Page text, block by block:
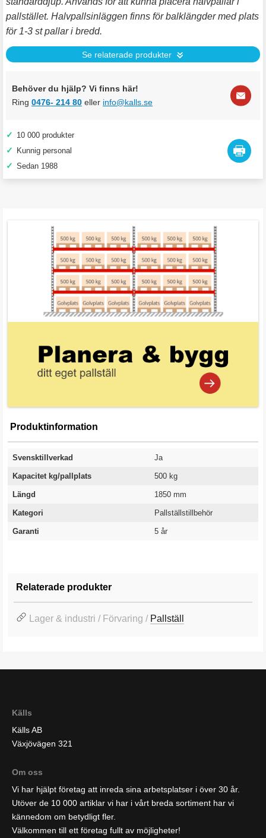
pallstället. Halvpallsinläggen finns för balklängder med plats
för 1-3 st pallar i bredd.
Se relaterade produkter
Behöver du hjälp? Vi finns här!
Ring 0476- 214 80 eller info@kalls.se
✓ 10 000 produkter
✓ Kunnig personal
✓ Sedan 1988
Produktinformation
Svensktillverkad Ja
Kapacitet kg/pallplats 500 kg
Längd 1850 mm
Kategori Pallställstillbehör
Garanti 5 år
Relaterade produkter
Lager & industri / Förvaring / Pallställ
Källs
Källs AB
Växjövägen 321
Om oss
Vi har hjälpt företag att inreda sina arbetsplatser i över 30 år.
Utöver de 10 000 artiklar vi har i vårt breda sortiment har vi
kännedom om betydligt fler.
Välkommen till ett företag fullt av möjligheter!